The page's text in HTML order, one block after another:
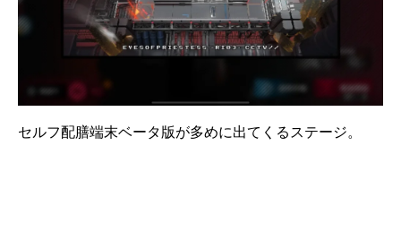
セルフ配膳端末ベータ版が多めに出てくるステージ。